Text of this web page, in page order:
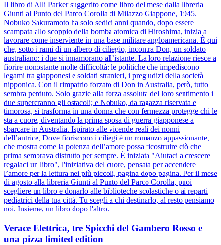
Il libro di Alli Parker suggerito come libro del mese dalla libreria
Giunti al Punto del Parco Corolla di Milazzo Giappone, 1945.
Nobuko Sakuramoto ha solo sedici anni quando, dopo essere
scampata allo scoppio della bomba atomica di Hiroshima, inizia a
lavorare come inserviente in una base militare angloamericana. È qui
che, sotto i rami di un albero di ciliegio, incontra Don, un soldato
australiano: i due si innamorano all’istante. La loro relazione riesce a
fiorire nonostante molte difficoltà: le politiche che impediscono
legami tra giapponesi e soldati stranieri, i pregiudizi della società
nipponica. Con il rimpatrio forzato di Don in Australia, però, tutto
sembra perduto. Solo grazie alla forza assoluta del loro sentimento i
due supereranno gli ostacoli; e Nobuko, da ragazza riservata e
timorosa, si trasforma in una donna che con fermezza protegge chi le
sta a cuore, diventando la prima sposa di guerra giapponese a
sbarcare in Australia. Ispirato alle vicende reali dei nonni
dell’autrice, Dove fioriscono i ciliegi è un romanzo appassionante,
che mostra come la potenza dell’amore possa ricostruire ciò che
prima sembrava distrutto per sempre. È iniziata "Aiutaci a crescere
regalaci un libro", l'iniziativa del cuore, pensata per accendere
l’amore per la lettura nei più piccoli, pagina dopo pagina. Per il mese
di agosto alla libreria Giunti al Punto del Parco Corolla, puoi
scegliere un libro e donarlo alle biblioteche scolastiche o ai reparti
pediatrici della tua città. Tu scegli a chi destinarlo, al resto pensiamo
noi. Insieme, un libro dopo l'altro.
Verace Elettrica, tre Spicchi del Gambero Rosso e
una pizza limited edition